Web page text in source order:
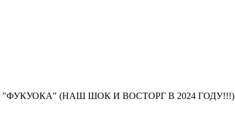
"ФУКУОКА" (НАШ ШОК И ВОСТОРГ В 2024 ГОДУ!!!)